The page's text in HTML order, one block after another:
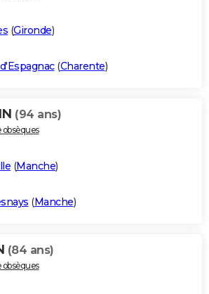
(Gironde)
(Charente)
(94 ans)
(Manche)
(Manche)
(84 ans)